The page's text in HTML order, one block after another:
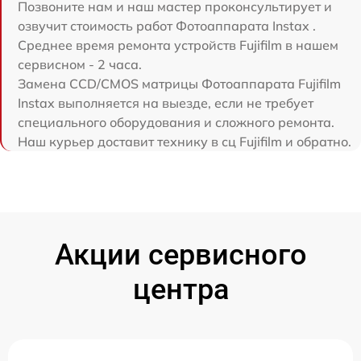
Позвоните нам и наш мастер проконсультирует и
озвучит стоимость работ Фотоаппарата Instax .
Среднее время ремонта устройств Fujifilm в нашем
сервисном - 2 часа.
Замена CCD/CMOS матрицы Фотоаппарата Fujifilm
Instax выполняется на выезде, если не требует
специального оборудования и сложного ремонта.
Наш курьер доставит технику в сц Fujifilm и обратно.
Акции сервисного
центра